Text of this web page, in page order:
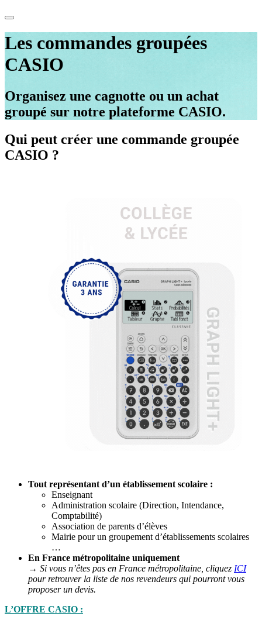
Les commandes groupées
CASIO
Organisez une cagnotte ou un achat
groupé sur notre plateforme CASIO.
Qui peut créer une commande groupée
CASIO ?
Tout représentant d’un établissement scolaire :
Enseignant
Administration scolaire (Direction, Intendance,
Comptabilité)
Association de parents d’élèves
Mairie pour un groupement d’établissements scolaires
…
En France métropolitaine uniquement
→ Si vous n’êtes pas en France métropolitaine, cliquez ICI
pour retrouver la liste de nos revendeurs qui pourront vous
proposer un devis.
L’OFFRE CASIO :